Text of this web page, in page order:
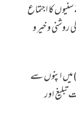
کا اجتماع
و خیر و
میں اپنوں سے
تبلیغ اور